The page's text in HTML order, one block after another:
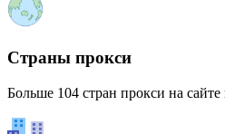
Страны прокси
Больше 104 стран прокси на сайте